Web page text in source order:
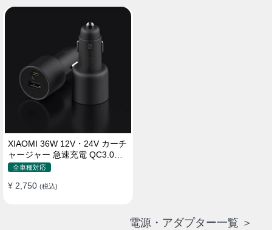
XIAOMI 36W 12V・24V カーチ
ャージャー 急速充電 QC3.0
LEDライト コンパクト 車載充
全車種対応
¥ 2,750 (税込)
電源・アダプター一覧 ＞